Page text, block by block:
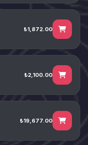
₺1,872.00
₺2,100.00
₺19,677.00